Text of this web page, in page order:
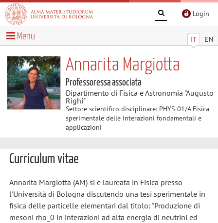
Login
IT EN
Menu
Annarita Margiotta
Professoressa associata
Dipartimento di Fisica e Astronomia "Augusto
Righi"
Settore scientifico disciplinare: PHYS-01/A Fisica
sperimentale delle interazioni fondamentali e
applicazioni
Curriculum vitae
Annarita Margiotta (AM) si è laureata in Fisica presso
l'Università di Bologna discutendo una tesi sperimentale in
fisica delle particelle elementari dal titolo: "Produzione di
mesoni rho_0 in interazioni ad alta energia di neutrini ed